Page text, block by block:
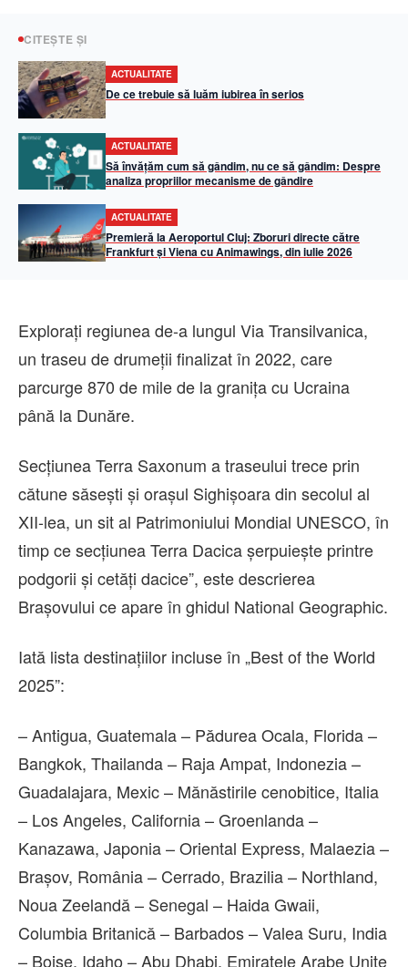
CITEȘTE ȘI
ACTUALITATE
De ce trebuie să luăm iubirea în serios
ACTUALITATE
Să învățăm cum să gândim, nu ce să gândim: Despre
analiza propriilor mecanisme de gândire
ACTUALITATE
Premieră la Aeroportul Cluj: Zboruri directe către
Frankfurt și Viena cu Animawings, din iulie 2026
Explorați regiunea de-a lungul Via Transilvanica,
un traseu de drumeții finalizat în 2022, care
parcurge 870 de mile de la granița cu Ucraina
până la Dunăre.
Secțiunea Terra Saxonum a traseului trece prin
cătune săsești și orașul Sighișoara din secolul al
XII-lea, un sit al Patrimoniului Mondial UNESCO, în
timp ce secțiunea Terra Dacica șerpuiește printre
podgorii și cetăți dacice”, este descrierea
Brașovului ce apare în ghidul National Geographic.
Iată lista destinațiilor incluse în „Best of the World
2025”:
– Antigua, Guatemala – Pădurea Ocala, Florida –
Bangkok, Thailanda – Raja Ampat, Indonezia –
Guadalajara, Mexic – Mănăstirile cenobitice, Italia
– Los Angeles, California – Groenlanda –
Kanazawa, Japonia – Oriental Express, Malaezia –
Brașov, România – Cerrado, Brazilia – Northland,
Noua Zeelandă – Senegal – Haida Gwaii,
Columbia Britanică – Barbados – Valea Suru, India
– Boise, Idaho – Abu Dhabi, Emiratele Arabe Unite